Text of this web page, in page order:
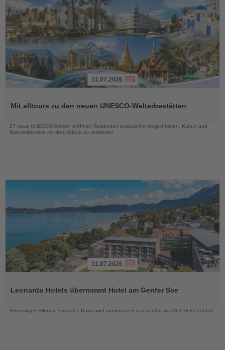
die
31.07.2026
Mit alltours zu den neuen UNESCO-Welterbestätten
27 neue UNESCO-Stätten eröffnen Reisenden zusätzliche Möglichkeiten, Kultur- und
Naturerlebnisse mit dem Urlaub zu verbinden
die
31.07.2026
Leonardo Hotels übernimmt Hotel am Genfer See
Ehemaliges Hilton in Evian-les-Bains wird modernisiert und künftig als NYX Hotel geführt